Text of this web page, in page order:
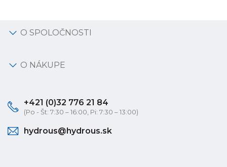
O SPOLOČNOSTI
O NÁKUPE
+421 (0)32 776 21 84
(Po - Št: 7:30 – 16:00, Pi: 7:30 – 13:00)
hydrous@hydrous.sk